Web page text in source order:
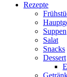
Rezepte
Suppen
Salat
Snacks
Dessert